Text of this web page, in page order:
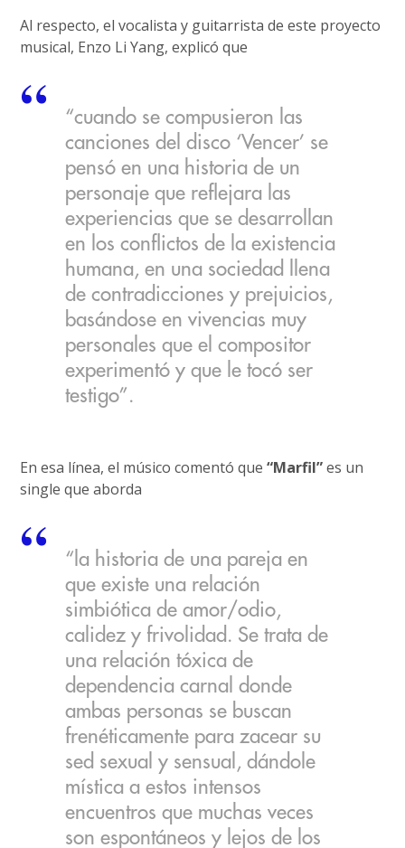
Al respecto, el vocalista y guitarrista de este proyecto
musical, Enzo Li Yang, explicó que
“cuando se compusieron las
canciones del disco ‘Vencer’ se
pensó en una historia de un
personaje que reflejara las
experiencias que se desarrollan
en los conflictos de la existencia
humana, en una sociedad llena
de contradicciones y prejuicios,
basándose en vivencias muy
personales que el compositor
experimentó y que le tocó ser
testigo”.
En esa línea, el músico comentó que“Marfil”es un
single que aborda
“la historia de una pareja en
que existe una relación
simbiótica de amor/odio,
calidez y frivolidad. Se trata de
una relación tóxica de
dependencia carnal donde
ambas personas se buscan
frenéticamente para zacear su
sed sexual y sensual, dándole
mística a estos intensos
encuentros que muchas veces
son espontáneos y lejos de los